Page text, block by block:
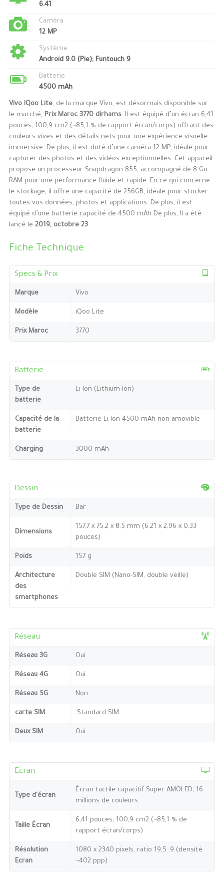
6.41
Caméra
12 MP
Système
Android 9.0 (Pie); Funtouch 9
Batterie
4500 mAh
Vivo IQoo Lite, de la marque Vivo, est désormais disponible sur
le marché, Prix Maroc 3770 dirhams. Il est équipé d’un écran 6,41
pouces, 100,9 cm2 (~85,1 % de rapport écran/corps) offrant des
couleurs vives et des détails nets pour une expérience visuelle
immersive. De plus, il est doté d’une caméra 12 MP, idéale pour
capturer des photos et des vidéos exceptionnelles. Cet appareil
propose un processeur Snapdragon 855, accompagné de 8 Go
RAM pour une performance fluide et rapide. En ce qui concerne
le stockage, il offre une capacité de 256GB, idéale pour stocker
toutes vos données, photos et applications. De plus, il est
équipé d’une batterie capacité de 4500 mAh De plus, Il a été
lancé le 2019, octobre 23
Fiche Technique
Specs & Prix
Marque Vivo
Modèle iQoo Lite
Prix Maroc 3770
Batterie
Type de
batterie
Li-Ion (Lithium Ion)
Capacité de la
batterie
Batterie Li-Ion 4500 mAh non amovible
Charging 3000 mAh
Dessin
Type de Dessin Bar
Dimensions
157,7 x 75,2 x 8,5 mm (6,21 x 2,96 x 0,33
pouces)
Poids 157 g
Architecture
des
smartphones
Double SIM (Nano-SIM, double veille)
Réseau
Réseau 3G Oui
Réseau 4G Oui
Réseau 5G Non
carte SIM `Standard SIM
Deux SIM Oui
Ecran
Type d'écran
Écran tactile capacitif Super AMOLED, 16
millions de couleurs
Taille Écran
6,41 pouces, 100,9 cm2 (~85,1 % de
rapport écran/corps)
Résolution
Ecran
1080 x 2340 pixels, ratio 19,5 :9 (densité
~402 ppp)